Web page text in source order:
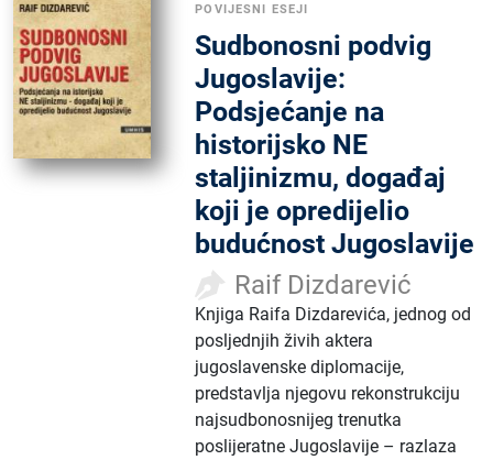
POVIJESNI ESEJI
Sudbonosni podvig
Jugoslavije:
Podsjećanje na
historijsko NE
staljinizmu, događaj
koji je opredijelio
budućnost Jugoslavije
Raif Dizdarević
Knjiga Raifa Dizdarevića, jednog od
posljednjih živih aktera
jugoslavenske diplomacije,
predstavlja njegovu rekonstrukciju
najsudbonosnijeg trenutka
poslijeratne Jugoslavije – razlaza